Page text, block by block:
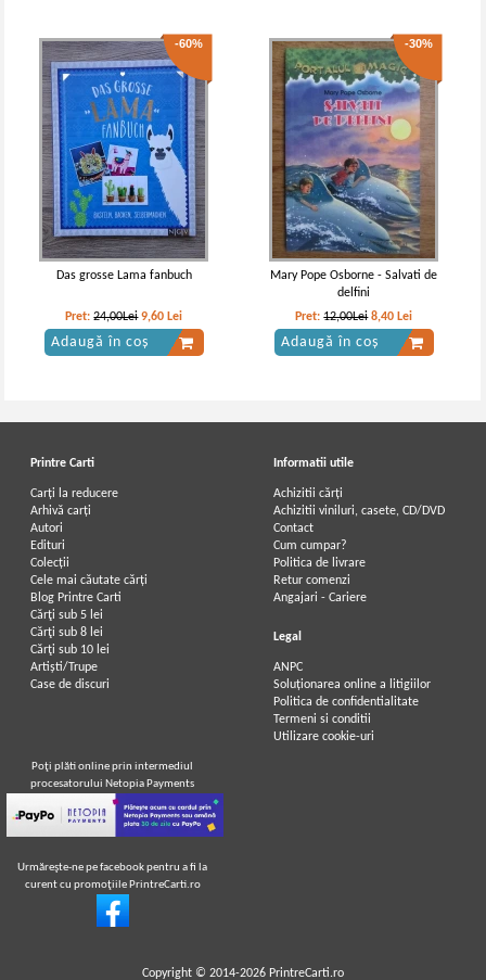
-60%
Das grosse Lama fanbuch
Pret:24,00Lei 9,60 Lei
Adaugă în coș
-30%
Mary Pope Osborne - Salvati de
delfini
Pret:12,00Lei 8,40 Lei
Adaugă în coș
Printre Carti
Carți la reducere
Arhivă carți
Autori
Edituri
Colecții
Cele mai căutate cărți
Blog Printre Carti
Cărţi sub 5 lei
Cărţi sub 8 lei
Cărţi sub 10 lei
Artiști/Trupe
Case de discuri
Informatii utile
Achizitii cărți
Achizitii viniluri, casete, CD/DVD
Contact
Cum cumpar?
Politica de livrare
Retur comenzi
Angajari - Cariere
Legal
ANPC
Soluționarea online a litigiilor
Politica de confidentialitate
Termeni si conditii
Utilizare cookie-uri
Poţi plăti online prin intermediul
procesatorului Netopia Payments
Urmăreşte-ne pe facebook pentru a fi la
curent cu promoţiile PrintreCarti.ro
Copyright © 2014-2026 PrintreCarti.ro